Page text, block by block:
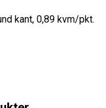
kant, 0,89 kvm/pkt.